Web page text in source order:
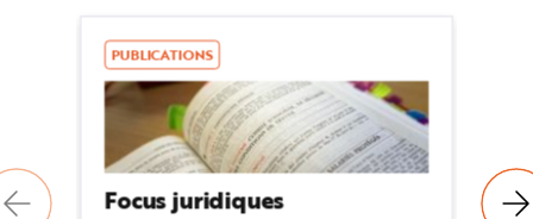
PUBLICATIONS
Focus juridiques